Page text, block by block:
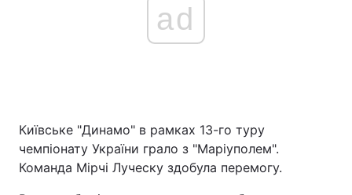
ad
Київське "Динамо" в рамках 13-го туру
чемпіонату України грало з "Маріуполем".
Команда Мірчі Луческу здобула перемогу.